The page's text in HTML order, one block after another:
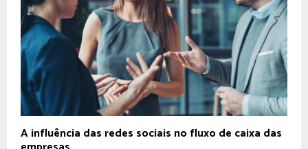
A influência das redes sociais no fluxo de caixa das